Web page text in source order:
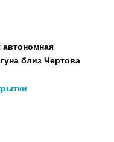
автономная
близ Чертова